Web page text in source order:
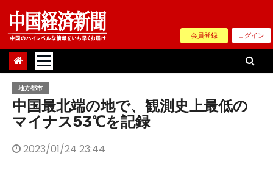
Skip
content
会員登録 ログイン
地方都市
中国最北端の地で、観測史上最低の
マイナス53℃を記録
2023/01/24 23:44